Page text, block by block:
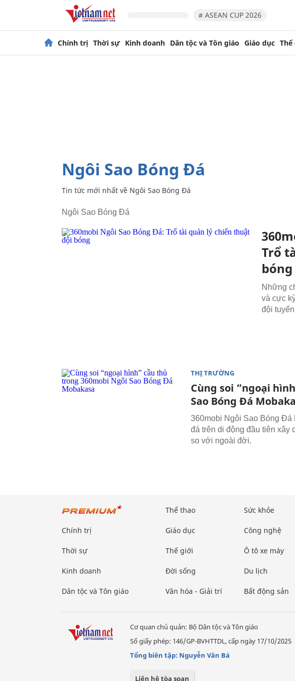
# ASEAN CUP 2026
Chính trị Thời sự Kinh doanh Dân tộc và Tôn giáo Giáo dục
Ngôi Sao Bóng Đá
Tin tức mới nhất về Ngôi Sao Bóng Đá
Ngôi Sao Bóng Đá
Trổ
bóng
Những
và cực
đội
THỊ TRƯỜNG
Cùng soi “ngoại
Sao Bóng Đá
360mobi Ngôi Sao Bóng Đá
đá trên di động đầu tiên xây
so với ngoài đời.
Chính trị
Thời sự
Kinh doanh
Dân tộc và Tôn giáo
Thể thao
Giáo dục
Thế giới
Đời sống
Văn hóa - Giải trí
Sức khỏe
Công nghệ
Ô tô xe máy
Du lịch
Bất động sản
Cơ quan chủ quản: Bộ Dân tộc và Tôn giáo
Số giấy phép: 146/GP-BVHTTDL, cấp ngày 17/10/2025
Tổng biên tập: Nguyễn Văn Bá
Liên hệ tòa soạn